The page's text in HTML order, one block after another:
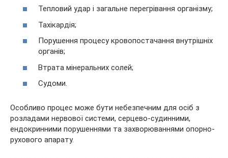
Тепловий удар і загальне перегрівання організму;
Тахікардія;
Порушення процесу кровопостачання внутрішніх
органів;
Втрата мінеральних солей;
Судоми.
Особливо процес може бути небезпечним для осіб з
розладами нервової системи, серцево-судинними,
ендокринними порушеннями та захворюваннями опорно-
рухового апарату.